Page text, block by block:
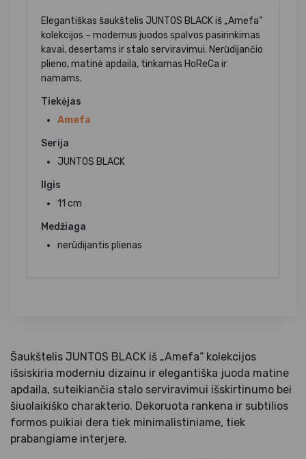
Elegantiškas šaukštelis JUNTOS BLACK iš „Amefa“
kolekcijos – modernus juodos spalvos pasirinkimas
kavai, desertams ir stalo serviravimui. Nerūdijančio
plieno, matinė apdaila, tinkamas HoReCa ir
namams.
Tiekėjas
Amefa
Serija
JUNTOS BLACK
Ilgis
11 cm
Medžiaga
nerūdijantis plienas
Šaukštelis JUNTOS BLACK iš „Amefa“ kolekcijos
išsiskiria moderniu dizainu ir elegantiška juoda matine
apdaila, suteikiančia stalo serviravimui išskirtinumo bei
šiuolaikiško charakterio. Dekoruota rankena ir subtilios
formos puikiai dera tiek minimalistiniame, tiek
prabangiame interjere.